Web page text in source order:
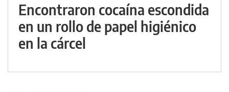
Encontraron cocaína escondida
en un rollo de papel higiénico
en la cárcel